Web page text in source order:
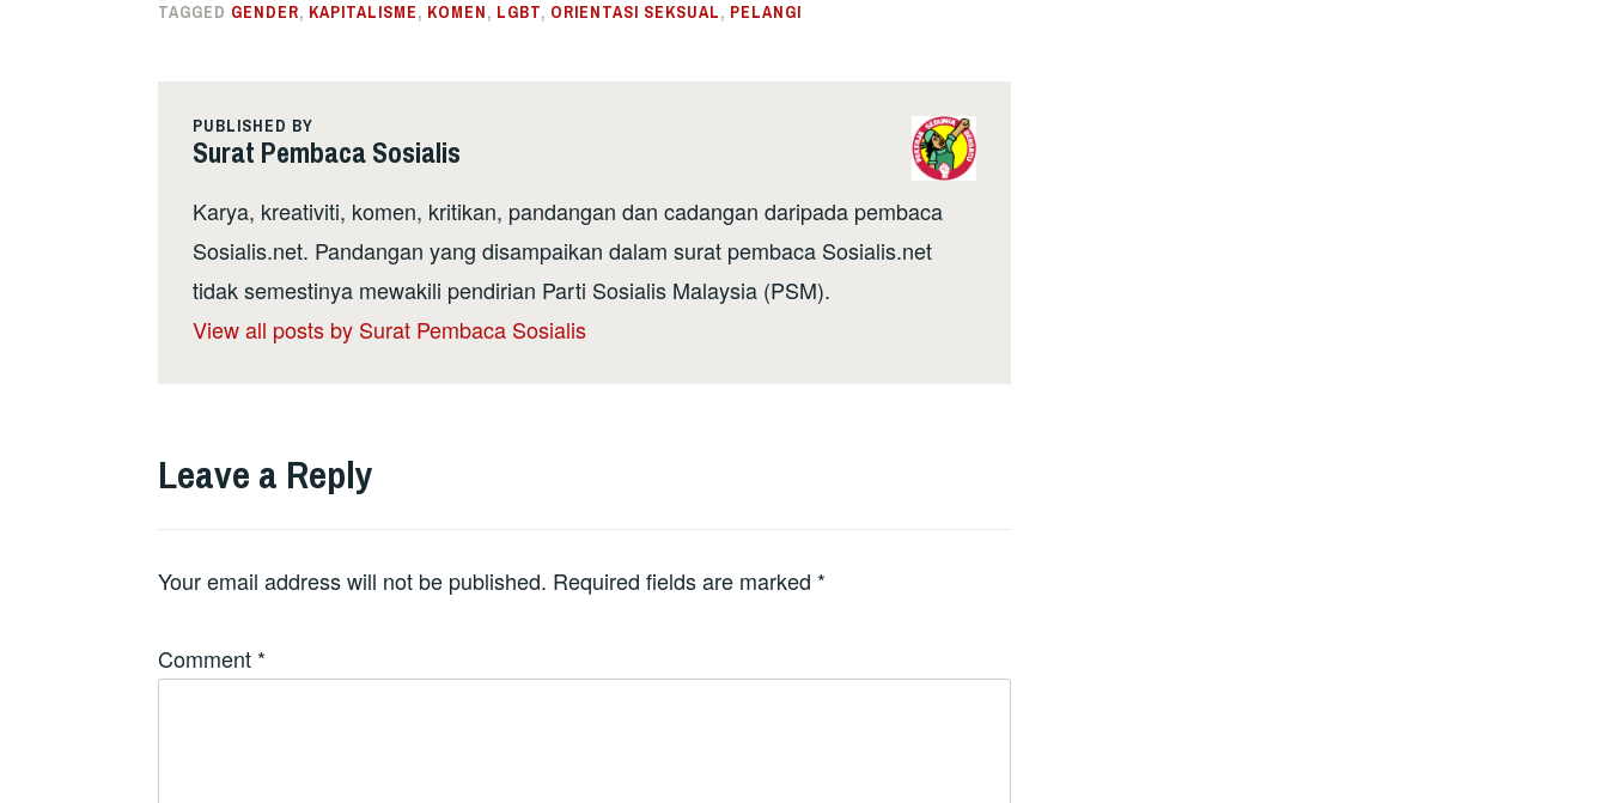
TAGGED GENDER, KAPITALISME, KOMEN, LGBT, ORIENTASI SEKSUAL, PELANGI
PUBLISHED BY
Surat Pembaca Sosialis
Karya, kreativiti, komen, kritikan, pandangan dan cadangan daripada pembaca
Sosialis.net. Pandangan yang disampaikan dalam surat pembaca Sosialis.net
tidak semestinya mewakili pendirian Parti Sosialis Malaysia (PSM).
View all posts by Surat Pembaca Sosialis
Leave a Reply
Your email address will not be published. Required fields are marked *
Comment *